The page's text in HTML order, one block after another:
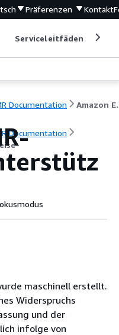
Präferenzen Kontakt
Serviceleitfäden
Documentation
Documentation
maschinell erstellt.
Widerspruchs
und der
infolge von